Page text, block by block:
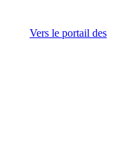
Vers le portail des